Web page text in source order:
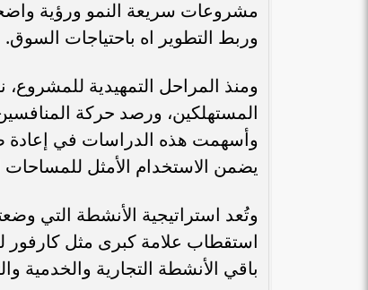
مشروعات سريعة النمو ورؤية
وربط التطوير اه باحتياجات السوق.
المستهلكين، ورصد حركة
وأسهمت هذه الدراسات في إعادة
يضمن الاستخدام الأمثل للمساحات
استقطاب علامة كبرى مثل كارفور
باقي الأنشطة التجارية والخدمية